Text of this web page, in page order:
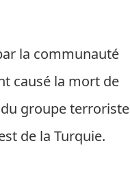
la communauté
causé la mort de
groupe terroriste
de la Turquie.